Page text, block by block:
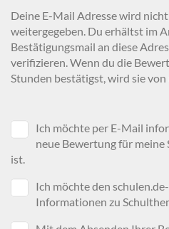
Deine E-Mail Adresse wird
weitergegeben. Du erhältst im
Bestätigungsmail an diese
verifizieren. Wenn du die
Stunden bestätigst, wird sie von
Ich möchte per E-Mail
neue Bewertung für meine
ist.
Ich möchte den
Informationen zu